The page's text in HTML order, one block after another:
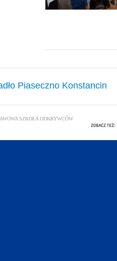
Piaseczno Konstancin
SZKOŁA ODKRYWCÓW